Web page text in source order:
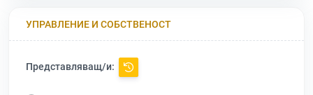
УПРАВЛЕНИЕ И СОБСТВЕНОСТ
Представляващ/и: